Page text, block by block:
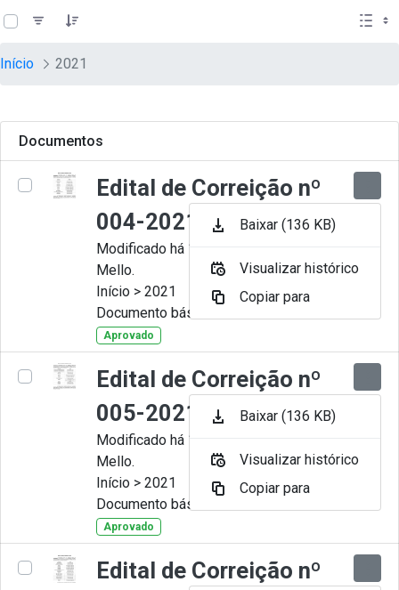
Pular para o Conteúdo principal
teste descricao
Início 2021
Documentos
Edital de Correição nº
004-2021
Modificado há 11 Meses por Artur
Mello.
Início > 2021
Documento básico
Aprovado
Edital de Correição nº
005-2021
Modificado há 11 Meses por Artur
Mello.
Início > 2021
Documento básico
Aprovado
Edital de Correição nº
Baixar (136 KB)
Visualizar histórico
Copiar para
Baixar (136 KB)
Visualizar histórico
Copiar para